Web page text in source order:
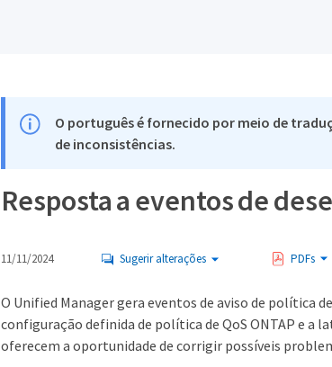
O português é fornecido por meio de
de inconsistências.
Resposta a eventos de
11/11/2024 Sugerir alterações PDFs
O Unified Manager gera eventos de aviso de política
configuração definida de política de QoS ONTAP e a
oferecem a oportunidade de corrigir possíveis